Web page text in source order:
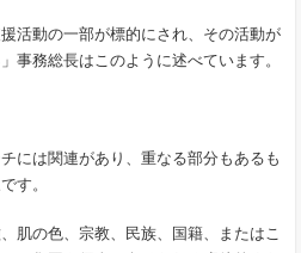
活動の一部が標的にされ、その活動が
事務総長はこのように述べています 。
には関連があり、重なる部分もあるも
す。
肌の色、宗教、民族、国籍、またはこ